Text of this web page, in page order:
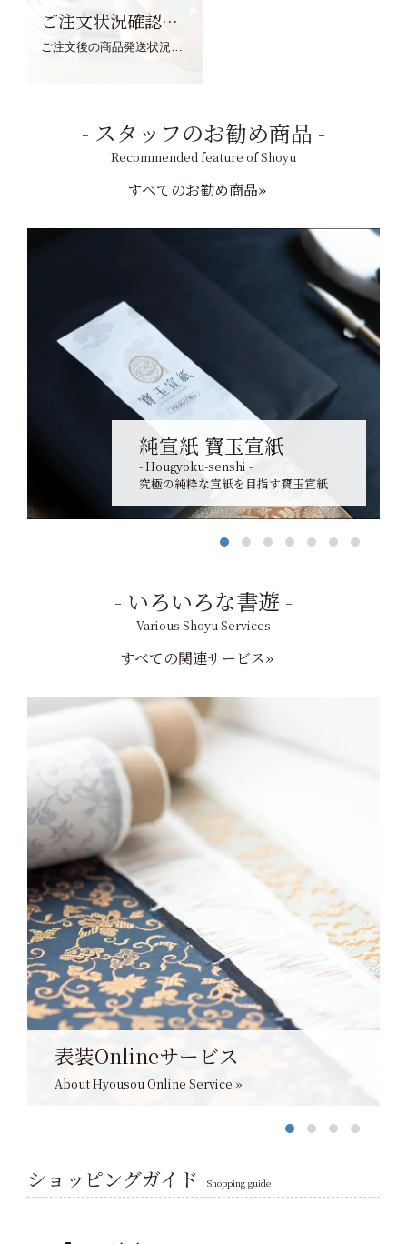
ご注文状況確認について
スタッフのお勧め商品
Recommended feature of Shoyu
すべてのお勧め商品»
純宣紙 寶玉宣紙
- Hougyoku-senshi -
究極の純粋な宣紙を目指す寶玉宣紙
いろいろな書遊
Various Shoyu Services
すべての関連サービス»
表装Onlineサービス
About Hyousou Online Service »
ショッピングガイド Shopping guide